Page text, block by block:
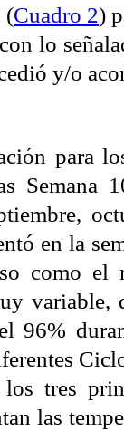
(Cuadro 2)
lo
y/o
para
Semana
en la
como
96%
los tres
las